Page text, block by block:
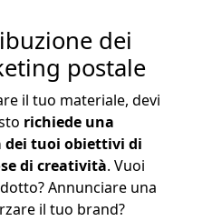
dei
postale
il tuo materiale, devi
richiede una
dei tuoi obiettivi di
di creatività. Vuoi
Annunciare una
il tuo brand?